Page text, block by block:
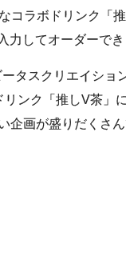
コラボドリンク「
してオーダーでき
スクリエイション
ンク「推しV茶」
画が盛りだくさん